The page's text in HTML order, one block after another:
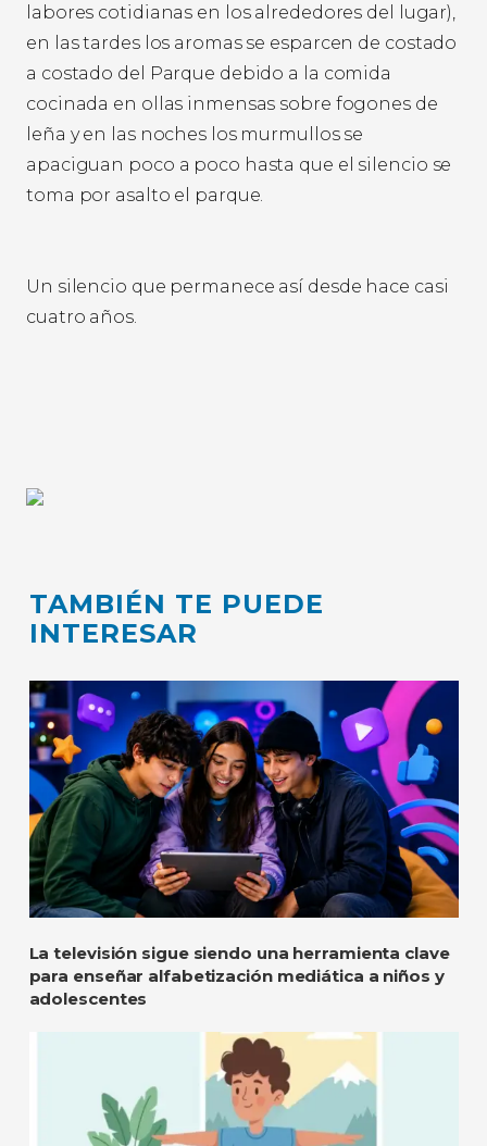
labores cotidianas en los alrededores del lugar),
en las tardes los aromas se esparcen de costado
a costado del Parque debido a la comida
cocinada en ollas inmensas sobre fogones de
leña y en las noches los murmullos se
apaciguan poco a poco hasta que el silencio se
toma por asalto el parque.
Un silencio que permanece así desde hace casi
cuatro años.
TAMBIÉN TE PUEDE
INTERESAR
La televisión sigue siendo una herramienta clave
para enseñar alfabetización mediática a niños y
adolescentes